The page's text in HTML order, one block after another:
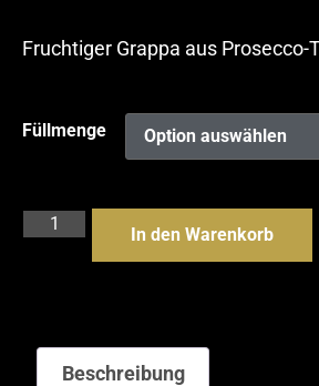
Fruchtiger Grappa aus Prosecco-
Füllmenge
In den Warenkorb
Beschreibung